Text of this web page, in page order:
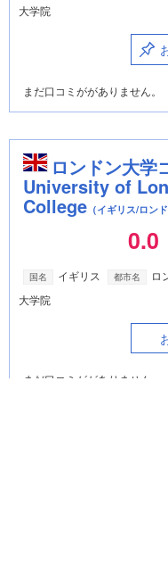
大学院
まだ口コミががありません。
ロンドン大学
University of
College （イギリス/ロンド
0.0
国名 イギリス 都市名 ロ
大学院
まだ口コミががありません。